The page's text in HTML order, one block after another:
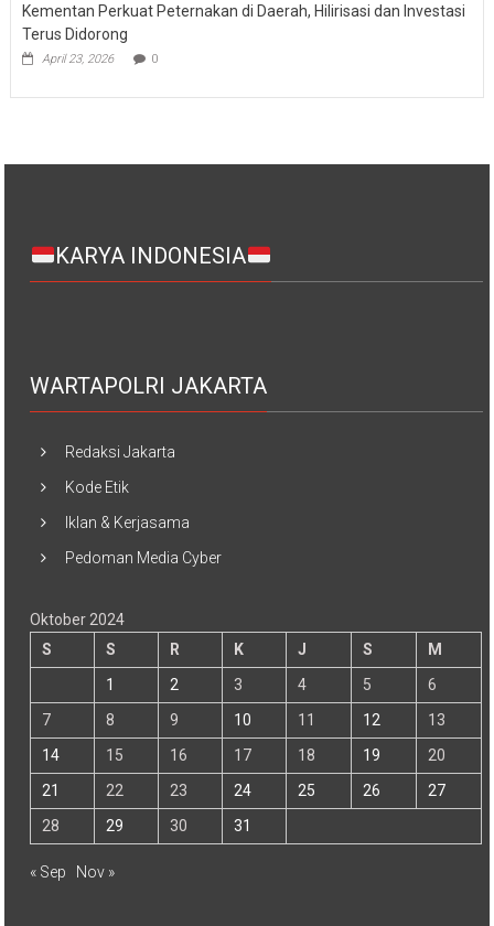
Kementan Perkuat Peternakan di Daerah, Hilirisasi dan Investasi
Terus Didorong
April 23, 2026 0
KARYA INDONESIA
WARTAPOLRI JAKARTA
Redaksi Jakarta
Kode Etik
Iklan & Kerjasama
Pedoman Media Cyber
Oktober 2024
S
S R K J S
M
1
2 3 4 5
6
7
8 9 10 11 12
13
14
15 16 17 18 19
20
21
22 23 24 25 26
27
28
29 30 31
« Sep Nov »